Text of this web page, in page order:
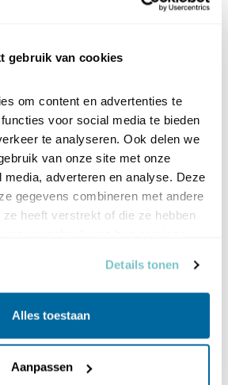
gebruik van cookies
om content en advertenties te
voor social media te bieden
te analyseren. Ook delen we
van onze site met onze
adverteren en analyse. Deze
gegevens combineren met andere
heeft verstrekt of die ze hebben
Details tonen
Alles toestaan
Aanpassen
minder intensief aan hun
lijkt op het einde van een
nat. Gelukkig is dat dus maar de
eronder en de huid zijn gelukkig
hebben de jongen hun eigen